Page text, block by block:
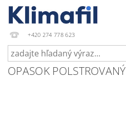
+420 274 778 623
OPASOK